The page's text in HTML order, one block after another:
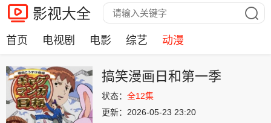
影视大全
首页 电视剧 电影 综艺 动漫
搞笑漫画日和第一季
状态： 全12集
更新： 2026-05-23 23:20